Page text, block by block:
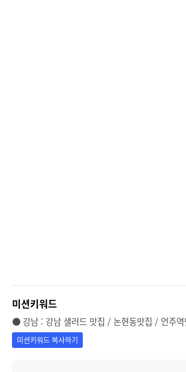
미션키워드
● 강남 : 강남 샐러드 맛집 / 논현동맛집 / 언주역
미션키워드 복사하기